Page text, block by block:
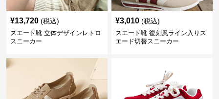
¥13,720 (税込)
スエード靴 立体デザインレトロ
スニーカー
¥3,010 (税込)
スエード靴 復刻風ライン入りス
エード切替スニーカー